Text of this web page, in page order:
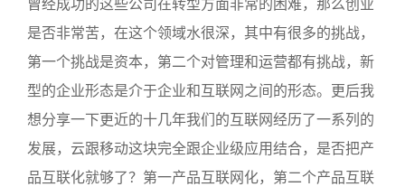
曾经成功的这些公司在转型方面非常的困难，那么创业
是否非常苦，在这个领域水很深，其中有很多的挑战，
第一个挑战是资本，第二个对管理和运营都有挑战，新
型的企业形态是介于企业和互联网之间的形态。更后我
想分享一下更近的十几年我们的互联网经历了一系列的
发展，云跟移动这块完全跟企业级应用结合，是否把产
品互联化就够了？第一产品互联网化，第二个产品互联